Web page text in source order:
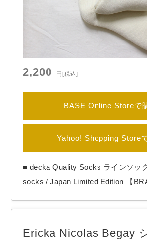
2,200 円 [税込]
BASE Online Storeで
Yahoo! Shopping Store
■ decka Quality Socks ラインソッ
socks / Japan Limited Edition 【BRAND】 decka
R】 2color スケーターが一つのカルチャーと
チのハイソックスに代わり普及し
Ericka Nicolas Begay